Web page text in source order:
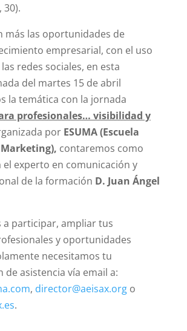
30).
más las oportunidades de
empresarial, con el uso
redes sociales, en esta
del martes 15 de abril
la temática con la jornada
profesionales… visibilidad y
por ESUMA (Escuela
contaremos como
experto en comunicación y
de la formación D. Juan Ángel
a participar, ampliar tus
y oportunidades
necesitamos tu
de asistencia vía email a:
, director@aeisax.orgo
.